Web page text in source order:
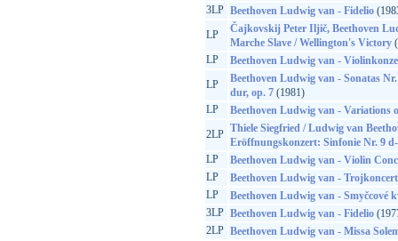
3LP Beethoven Ludwig van - Fidelio
LP
Čajkovskij Peter Iljič, Beethoven
Marche Slave / Wellington's Victory
LP
Beethoven Ludwig van -
LP
Beethoven Ludwig van - Sonatas
dur, op. 7(1981)
LP
Beethoven Ludwig van - Variations
2LP Thiele Siegfried / Ludwig van
Eröffnungskonzert: Sinfonie Nr. 9
LP
Beethoven Ludwig van - Violin
LP
Beethoven Ludwig van - Trojkoncert
LP
Beethoven Ludwig van - Smyčcové
3LP Beethoven Ludwig van - Fidelio
2LP Beethoven Ludwig van - Missa